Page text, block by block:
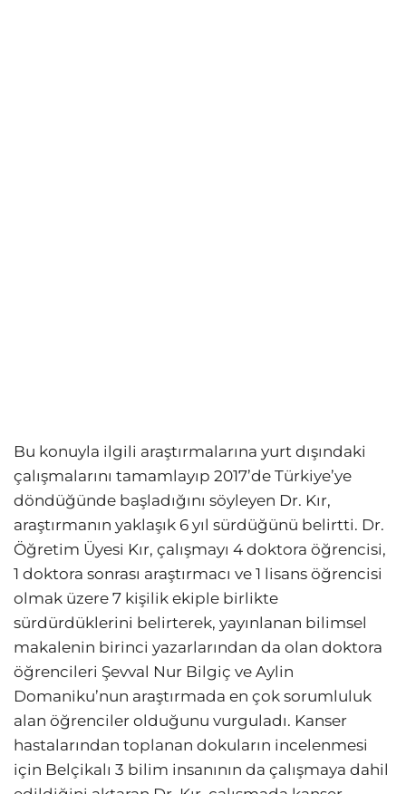
Bu konuyla ilgili araştırmalarına yurt dışındaki
çalışmalarını tamamlayıp 2017’de Türkiye’ye
döndüğünde başladığını söyleyen Dr. Kır,
araştırmanın yaklaşık 6 yıl sürdüğünü belirtti. Dr.
Öğretim Üyesi Kır, çalışmayı 4 doktora öğrencisi,
1 doktora sonrası araştırmacı ve 1 lisans öğrencisi
olmak üzere 7 kişilik ekiple birlikte
sürdürdüklerini belirterek, yayınlanan bilimsel
makalenin birinci yazarlarından da olan doktora
öğrencileri Şevval Nur Bilgiç ve Aylin
Domaniku’nun araştırmada en çok sorumluluk
alan öğrenciler olduğunu vurguladı. Kanser
hastalarından toplanan dokuların incelenmesi
için Belçikalı 3 bilim insanının da çalışmaya dahil